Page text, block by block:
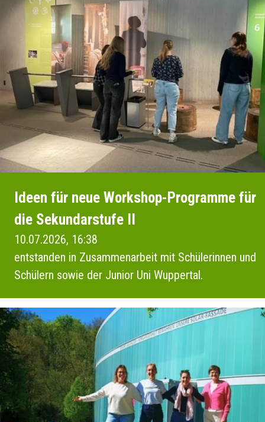
Ideen für neue Workshop-Programme für
die Sekundarstufe II
10.07.2026, 16:38
entstanden in Zusammenarbeit mit Schülerinnen und
Schülern sowie der Junior Uni Wuppertal.